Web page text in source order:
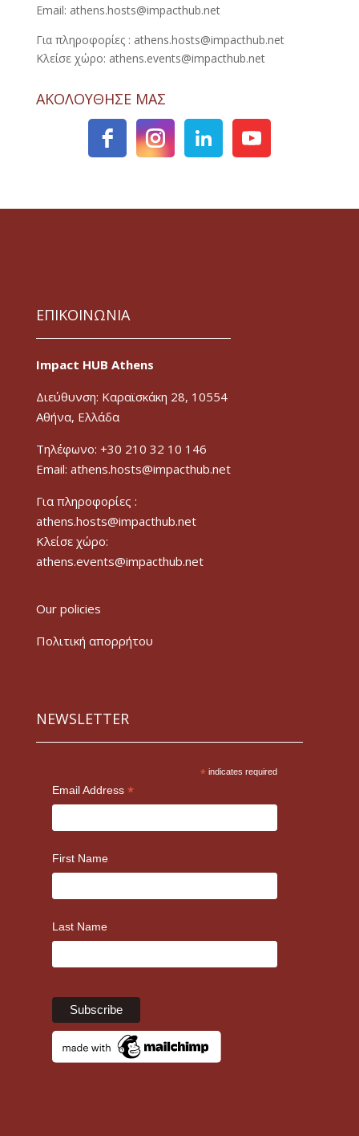
Email: athens.hosts@impacthub.net
Για πληροφορίες : athens.hosts@impacthub.net
Κλείσε χώρο: athens.events@impacthub.net
ΑΚΟΛΟΥΘΗΣΕ ΜΑΣ
ΕΠΙΚΟΙΝΩΝΙΑ
Impact HUB Athens
Διεύθυνση: Καραϊσκάκη 28, 10554
Αθήνα, Ελλάδα
Τηλέφωνο: +30 210 32 10 146
Email: athens.hosts@impacthub.net
Για πληροφορίες :
athens.hosts@impacthub.net
Κλείσε χώρο:
athens.events@impacthub.net
Our policies
Πολιτική απορρήτου
NEWSLETTER
* indicates required
Email Address *
First Name
Last Name